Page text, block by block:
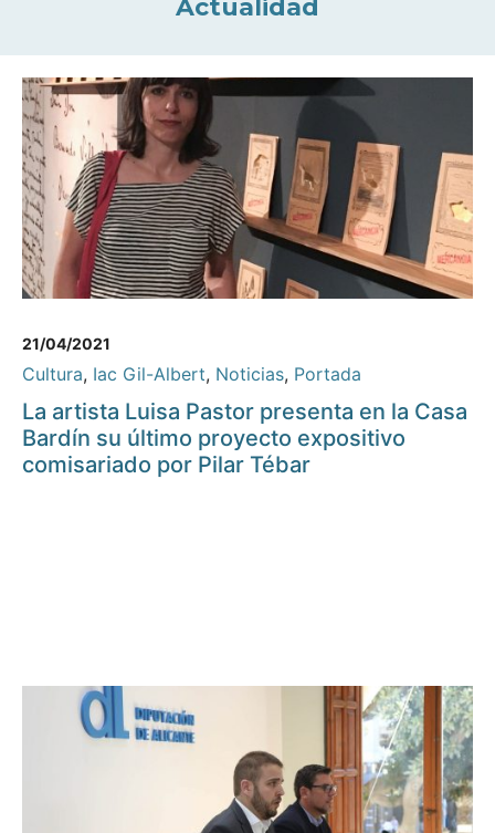
Actualidad
21/04/2021
Cultura, Iac Gil-Albert, Noticias, Portada
La artista Luisa Pastor presenta en la Casa
Bardín su último proyecto expositivo
comisariado por Pilar Tébar